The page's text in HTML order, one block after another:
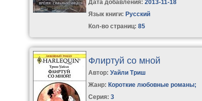
Дата добавления: 2013-11-18
Язык книги: Русский
Кол-во страниц: 85
Флиртуй со мной
Автор:Уайли Триш
Жанр: Короткие любовные романы;
Серия:3